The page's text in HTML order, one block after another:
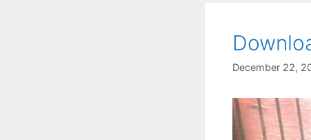
December 22,